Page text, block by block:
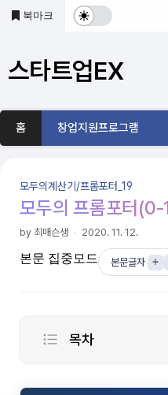
본문 바로가기
북마크 다
및
기
드
전
스타트업EX
홈 창업지원프로그램
모두의계산기/프롬포터_19
모두의 프롬포터
by 최매슨생 2020. 11. 12.
본문 집중모드 본문글자
목차
뉴
내
용
화면크기
색
어